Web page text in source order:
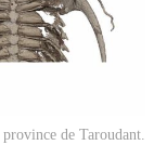
de Taroudant.